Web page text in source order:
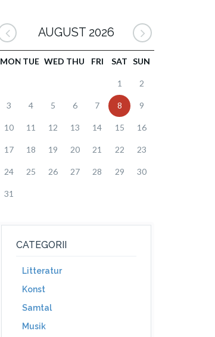
AUGUST 2026
MON TUE WED THU FRI SAT SUN
1 2
3 4 5 6 7 8 9
10 11 12 13 14 15 16
17 18 19 20 21 22 23
24 25 26 27 28 29 30
31
CATEGORII
Litteratur
Konst
Samtal
Musik